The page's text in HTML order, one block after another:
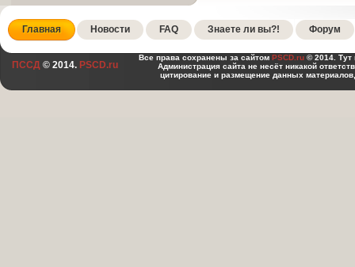
Главная Новости FAQ Знаете ли вы?! Форум
ПССД © 2014. PSCD.ru
Все права сохранены за сайтом PSCD.ru © 2014. Тут
Администрация сайта не несёт никакой
цитирование и размещение данных